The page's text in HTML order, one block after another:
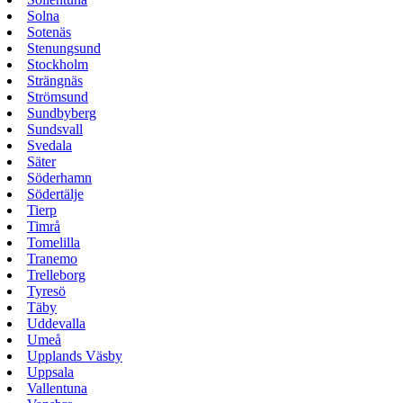
Solna
Sotenäs
Stenungsund
Stockholm
Strängnäs
Strömsund
Sundbyberg
Sundsvall
Svedala
Säter
Söderhamn
Södertälje
Tierp
Timrå
Tomelilla
Tranemo
Trelleborg
Tyresö
Täby
Uddevalla
Umeå
Upplands Väsby
Uppsala
Vallentuna